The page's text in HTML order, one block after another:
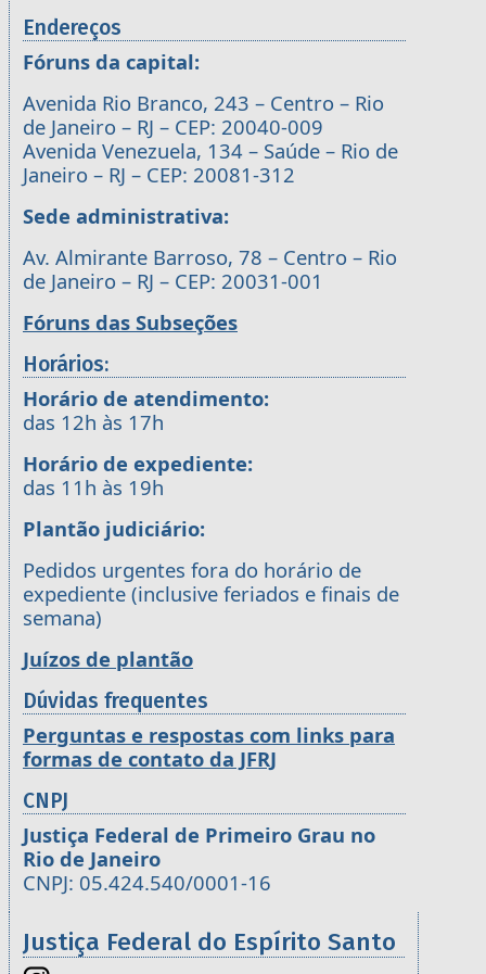
Endereços
Fóruns da capital:
Avenida Rio Branco, 243 – Centro – Rio
de Janeiro – RJ – CEP: 20040-009
Avenida Venezuela, 134 – Saúde – Rio de
Janeiro – RJ – CEP: 20081-312
Sede administrativa:
Av. Almirante Barroso, 78 – Centro – Rio
de Janeiro – RJ – CEP: 20031-001
Fóruns das Subseções
Horários:
Horário de atendimento:
das 12h às 17h
Horário de expediente:
das 11h às 19h
Plantão judiciário:
Pedidos urgentes fora do horário de
expediente (inclusive feriados e finais de
semana)
Juízos de plantão
Dúvidas frequentes
Perguntas e respostas com links para
formas de contato da JFRJ
CNPJ
Justiça Federal de Primeiro Grau no
Rio de Janeiro
CNPJ: 05.424.540/0001-16
Justiça Federal do Espírito Santo